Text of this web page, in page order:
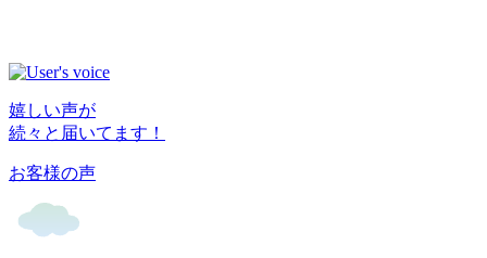
嬉しい声が
続々と届いてます！
お客様の声